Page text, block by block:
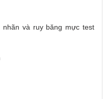
và ruy băng mực test